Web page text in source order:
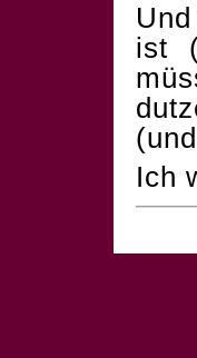
ist
Ich